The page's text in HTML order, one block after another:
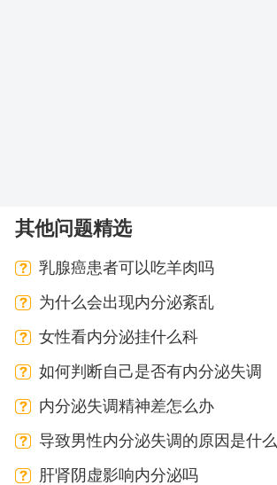
其他问题精选
乳腺癌患者可以吃羊肉吗
为什么会出现内分泌紊乱
女性看内分泌挂什么科
如何判断自己是否有内分泌失调
内分泌失调精神差怎么办
导致男性内分泌失调的原因是什么
肝肾阴虚影响内分泌吗